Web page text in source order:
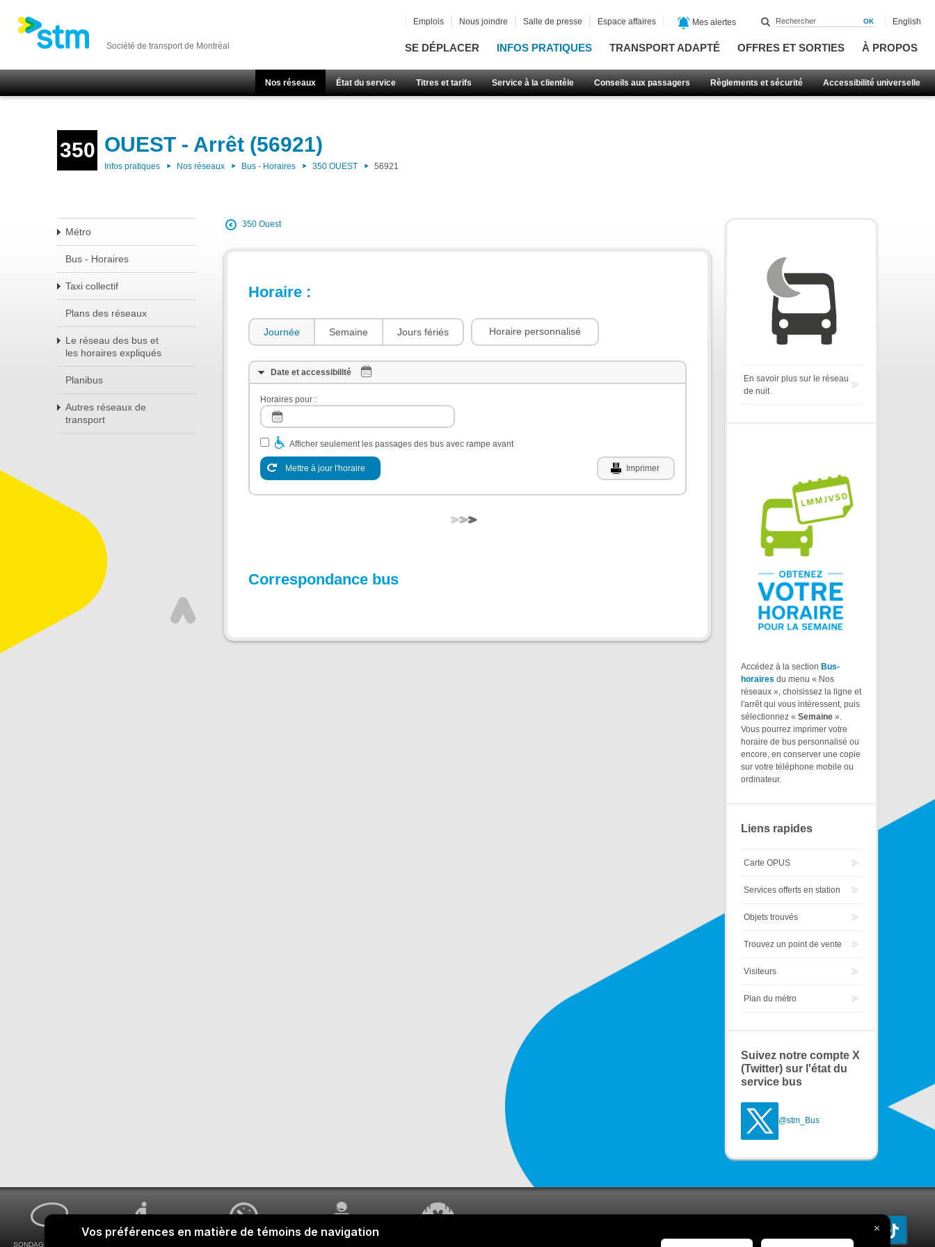
Société de transport de Montréal SE DÉPLACER INFOS PRATIQUES TRANSPORT ADAPTÉ OFFRES ET SORTIES À PROPOS
Nos réseaux État du service Titres et tarifs Service à la clientèle Conseils aux passagers Règlements et sécurité Accessibilité universelle
Emplois Nous joindre Salle de presse Espace affaires Mes alertes English
350 OUEST - Arrêt (56921)
Infos pratiques Nos réseaux Bus - Horaires 350 OUEST 56921
Métro
Bus - Horaires
Taxi collectif
Plans des réseaux
Le réseau des bus et
les horaires expliqués
Planibus
Autres réseaux de
transport
350 Ouest
Horaire :
Journée Semaine Jours fériés Horaire personnalisé
Date et accessibilité
Horaires pour :
Afficher seulement les passages des bus avec rampe avant
Mettre à jour l'horaire Imprimer
Correspondance bus
En savoir plus sur le réseau
de nuit
Accédez à la section Bus-
horaires du menu « Nos
réseaux », choisissez la ligne et
l'arrêt qui vous intéressent, puis
sélectionnez « Semaine ».
Vous pourrez imprimer votre
horaire de bus personnalisé ou
encore, en conserver une copie
sur votre téléphone mobile ou
ordinateur.
Liens rapides
Carte OPUS
Services offerts en station
Objets trouvés
Trouvez un point de vente
Visiteurs
Plan du métro
Suivez notre compte X
(Twitter) sur l'état du
service bus
@stm_Bus
SONDAGES MA VOIX